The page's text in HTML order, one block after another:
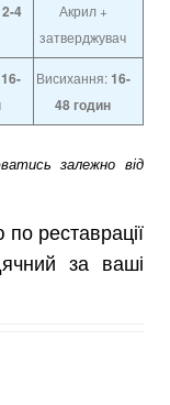
2-4
Акрил +
затверджувач
16-
Висихання:16-
48 годин
залежно від
реставрації
за ваші